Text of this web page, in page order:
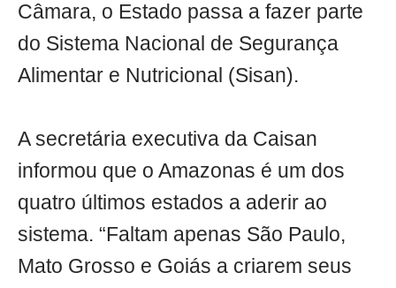
Câmara, o Estado passa a fazer parte
do Sistema Nacional de Segurança
Alimentar e Nutricional (Sisan).
A secretária executiva da Caisan
informou que o Amazonas é um dos
quatro últimos estados a aderir ao
sistema. “Faltam apenas São Paulo,
Mato Grosso e Goiás a criarem seus